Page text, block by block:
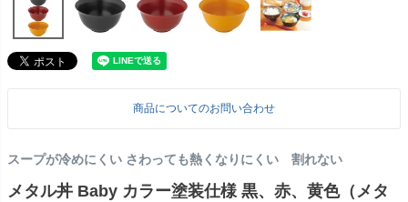
商品についてのお問い合わせ
スープが冷めにくい さわっても熱くなりにくい 割れない
メタル丼 Baby カラー塗装仕様 黒、赤、黄色（メタ